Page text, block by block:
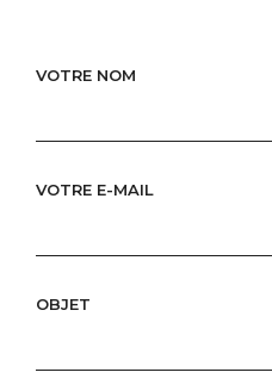
VOTRE NOM
VOTRE E-MAIL
OBJET